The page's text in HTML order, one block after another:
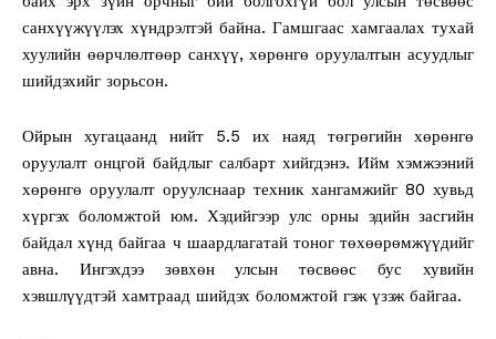
санхүүжүүлэх хүндрэлтэй байна. Гамшгаас хамгаалах тухай
хуулийн өөрчлөлтөөр санхүү, хөрөнгө оруулалтын асуудлыг
шийдэхийг зорьсон.
Ойрын хугацаанд нийт 5.5 их наяд төгрөгийн хөрөнгө
оруулалт онцгой байдлыг салбарт хийгдэнэ. Ийм хэмжээний
хөрөнгө оруулалт оруулснаар техник хангамжийг 80 хувьд
хүргэх боломжтой юм. Хэдийгээр улс орны эдийн засгийн
байдал хүнд байгаа ч шаардлагатай тоног төхөөрөмжүүдийг
авна. Ингэхдээ зөвхөн улсын төсвөөс бус хувийн
хэвшлүүдтэй хамтраад шийдэх боломжтой гэж үзэж байгаа.